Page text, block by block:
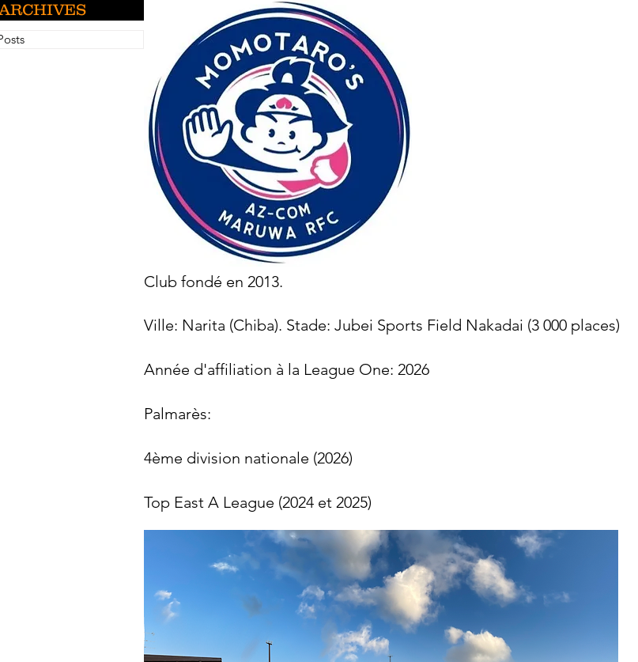
Club fondé en 2013.
Ville: Narita (Chiba). Stade: Jubei Sports Field Nakadai (3 000 places)
Année d'affiliation à la League One: 2026
Palmarès:​​
4ème division nationale (2026)
Top East A League (2024 et 2025)